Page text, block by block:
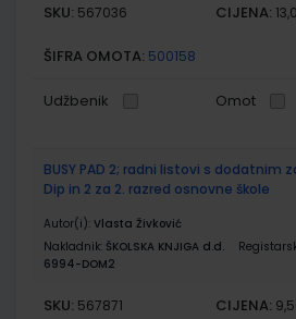
SKU: 567036 CIJENA:
ŠIFRA OMOTA: 500158
Udžbenik Omot
BUSY PAD 2; radni listovi s dodatnim
Dip in 2 za 2. razred osnovne škole
Autor(i): Vlasta Živković
Nakladnik: ŠKOLSKA KNJIGA d.d.
6994-DOM2
SKU: 567871 CIJENA: